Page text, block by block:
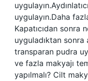
uygulayın.Daha
Kapatıcıdan sonra
uyguladıktan sonra
transparan pudra
ve fazla makyajı
yapılmalı? Cilt